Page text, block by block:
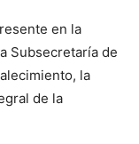
en la
Subsecretaría de
la
de la